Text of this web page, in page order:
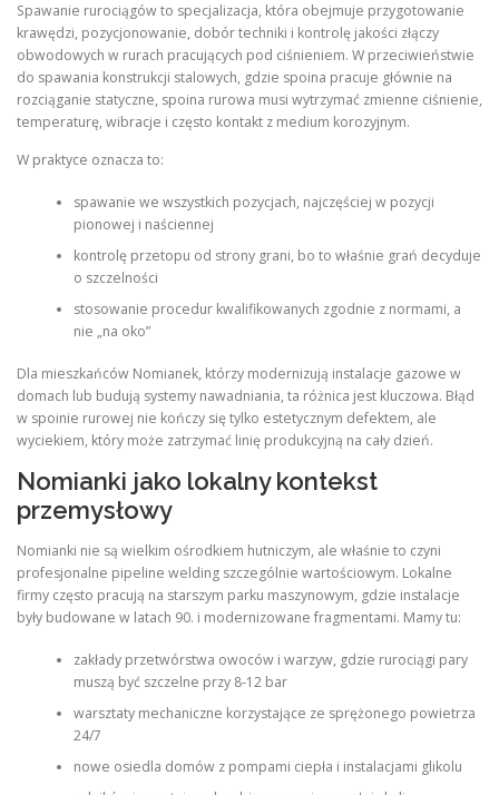
Spawanie rurociągów to specjalizacja, która obejmuje przygotowanie
krawędzi, pozycjonowanie, dobór techniki i kontrolę jakości złączy
obwodowych w rurach pracujących pod ciśnieniem. W przeciwieństwie
do spawania konstrukcji stalowych, gdzie spoina pracuje głównie na
rozciąganie statyczne, spoina rurowa musi wytrzymać zmienne ciśnienie,
temperaturę, wibracje i często kontakt z medium korozyjnym.
W praktyce oznacza to:
spawanie we wszystkich pozycjach, najczęściej w pozycji
pionowej i naściennej
kontrolę przetopu od strony grani, bo to właśnie grań decyduje
o szczelności
stosowanie procedur kwalifikowanych zgodnie z normami, a
nie „na oko”
Dla mieszkańców Nomianek, którzy modernizują instalacje gazowe w
domach lub budują systemy nawadniania, ta różnica jest kluczowa. Błąd
w spoinie rurowej nie kończy się tylko estetycznym defektem, ale
wyciekiem, który może zatrzymać linię produkcyjną na cały dzień.
Nomianki jako lokalny kontekst
przemysłowy
Nomianki nie są wielkim ośrodkiem hutniczym, ale właśnie to czyni
profesjonalne pipeline welding szczególnie wartościowym. Lokalne
firmy często pracują na starszym parku maszynowym, gdzie instalacje
były budowane w latach 90. i modernizowane fragmentami. Mamy tu:
zakłady przetwórstwa owoców i warzyw, gdzie rurociągi pary
muszą być szczelne przy 8-12 bar
warsztaty mechaniczne korzystające ze sprężonego powietrza
24/7
nowe osiedla domów z pompami ciepła i instalacjami glikolu